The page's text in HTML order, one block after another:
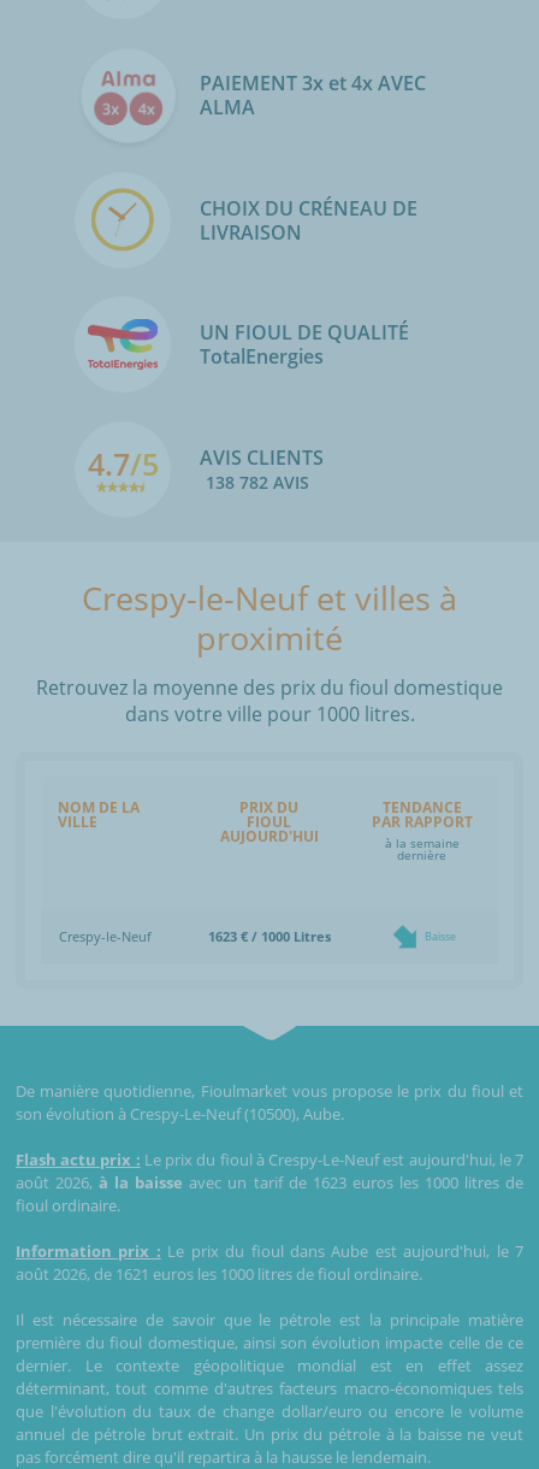
PAIEMENT 3x et 4x AVEC
ALMA
CHOIX DU CRÉNEAU DE
LIVRAISON
UN FIOUL DE QUALITÉ
TotalEnergies
4.7/5 AVIS CLIENTS
138 782 AVIS
Crespy-le-Neuf et villes à
proximité
Retrouvez la moyenne des prix du fioul domestique
dans votre ville pour 1000 litres.
NOM DE LA
VILLE
PRIX DU
FIOUL
AUJOURD'HUI
TENDANCE
PAR RAPPORT
à la semaine
dernière
Crespy-le-Neuf 1623 € / 1000 Litres Baisse
De manière quotidienne, Fioulmarket vous propose le prix du fioul et
son évolution à Crespy-Le-Neuf (10500), Aube.
Flash actu prix : Le prix du fioul à Crespy-Le-Neuf est aujourd'hui, le 7
août 2026,à la baisse avec un tarif de 1623 euros les 1000 litres de
fioul ordinaire.
Information prix : Le prix du fioul dans Aube est aujourd'hui, le 7
août 2026, de 1621 euros les 1000 litres de fioul ordinaire.
Il est nécessaire de savoir que le pétrole est la principale matière
première du fioul domestique, ainsi son évolution impacte celle de ce
dernier. Le contexte géopolitique mondial est en effet assez
déterminant, tout comme d'autres facteurs macro-économiques tels
que l'évolution du taux de change dollar/euro ou encore le volume
annuel de pétrole brut extrait. Un prix du pétrole à la baisse ne veut
pas forcément dire qu'il repartira à la hausse le lendemain.